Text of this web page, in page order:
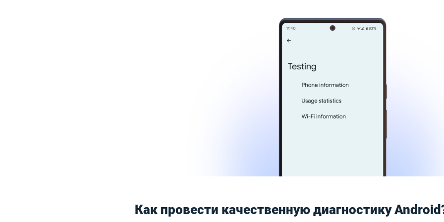
Как провести качественную диагностику